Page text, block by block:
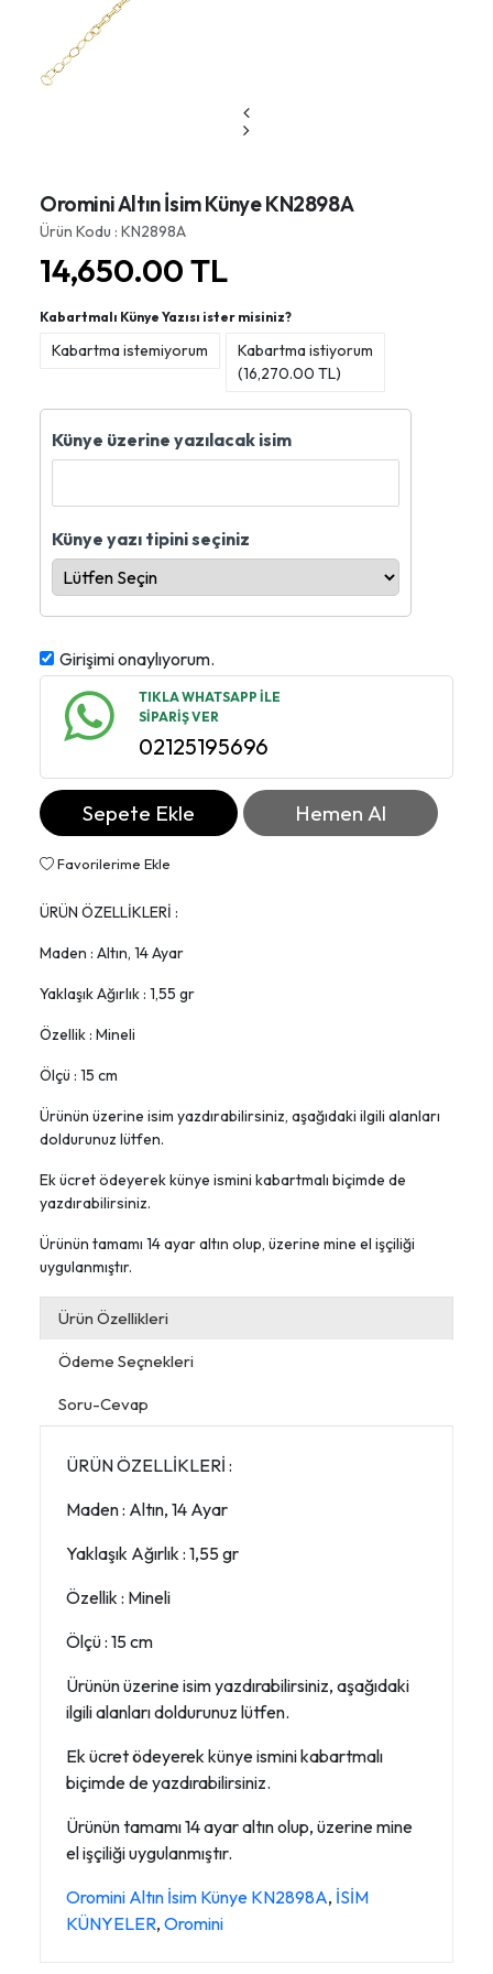
Oromini Altın İsim Künye KN2898A
Ürün Kodu : KN2898A
14,650.00TL
Kabartmalı Künye Yazısı ister misiniz?
Kabartma istemiyorum
Kabartma istiyorum
(16,270.00 TL)
Künye üzerine yazılacak isim
Künye yazı tipini seçiniz
Girişimi onaylıyorum.
TIKLA WHATSAPP İLE
SİPARİŞ VER
02125195696
Sepete Ekle Hemen Al
Favorilerime Ekle
ÜRÜN ÖZELLİKLERİ :
Maden : Altın, 14 Ayar
Yaklaşık Ağırlık : 1,55 gr
Özellik : Mineli
Ölçü : 15 cm
Ürünün üzerine isim yazdırabilirsiniz, aşağıdaki ilgili alanları
doldurunuz lütfen.
Ek ücret ödeyerek künye ismini kabartmalı biçimde de
yazdırabilirsiniz.
Ürünün tamamı 14 ayar altın olup, üzerine mine el işçiliği
uygulanmıştır.
Ürün Özellikleri
Ödeme Seçnekleri
Soru-Cevap
ÜRÜN ÖZELLİKLERİ :
Maden : Altın, 14 Ayar
Yaklaşık Ağırlık : 1,55 gr
Özellik : Mineli
Ölçü : 15 cm
Ürünün üzerine isim yazdırabilirsiniz, aşağıdaki
ilgili alanları doldurunuz lütfen.
Ek ücret ödeyerek künye ismini kabartmalı
biçimde de yazdırabilirsiniz.
Ürünün tamamı 14 ayar altın olup, üzerine mine
el işçiliği uygulanmıştır.
Oromini Altın İsim Künye KN2898A, İSİM
KÜNYELER, Oromini